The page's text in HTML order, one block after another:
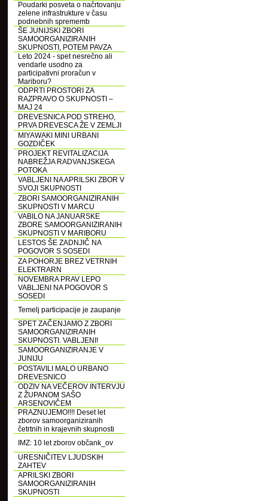
Poudarki posveta o načrtovanju
zelene infrastrukture v času
podnebnih sprememb
ŠE JUNIJSKI ZBORI
SAMOORGANIZIRANIH
SKUPNOSTI, POTEM PAVZA
Leto 2024 - spet nesrečno ali
vendarle usodno za
participativni proračun v
Mariboru?
ODPRTI PROSTORI ZA
RAZPRAVO O SKUPNOSTI –
MAJ 24
DREVESNICA POD STREHO,
PRVA DREVESCA ŽE V ZEMLJI
MIYAWAKI MINI URBANI
GOZDIČEK
PROJEKT REVITALIZACIJA
NABREŽJA RADVANJSKEGA
POTOKA
VABLJENI NA APRILSKI ZBOR V
SVOJI SKUPNOSTI
ZBORI SAMOORGANIZIRANIH
SKUPNOSTI V MARCU
VABILO NA JANUARSKE
ZBORE SAMOORGANIZIRANIH
SKUPNOSTI V MARIBORU
LESTOS ŠE ZADNJIČ NA
POGOVOR S SOSEDI
ZA POHORJE BREZ VETRNIH
ELEKTRARN
NOVEMBRA PRAV LEPO
VABLJENI NA POGOVOR S
SOSEDI
Temelj participacije je zaupanje
SPET ZAČENJAMO Z ZBORI
SAMOORGANIZIRANIH
SKUPNOSTI. VABLJENI!
SAMOORGANIZIRANJE V
JUNIJU
POSTAVILI MALO URBANO
DREVESNICO
ODZIV NA VEČEROV INTERVJU
Z ŽUPANOM SAŠO
ARSENOVIČEM
PRAZNUJEMO!!!! Deset let
zborov samoorganiziranih
četrtnih in krajevnih skupnosti
IMZ: 10 let zborov občank_ov
URESNIČITEV LJUDSKIH
ZAHTEV
APRILSKI ZBORI
SAMOORGANIZIRANIH
SKUPNOSTI